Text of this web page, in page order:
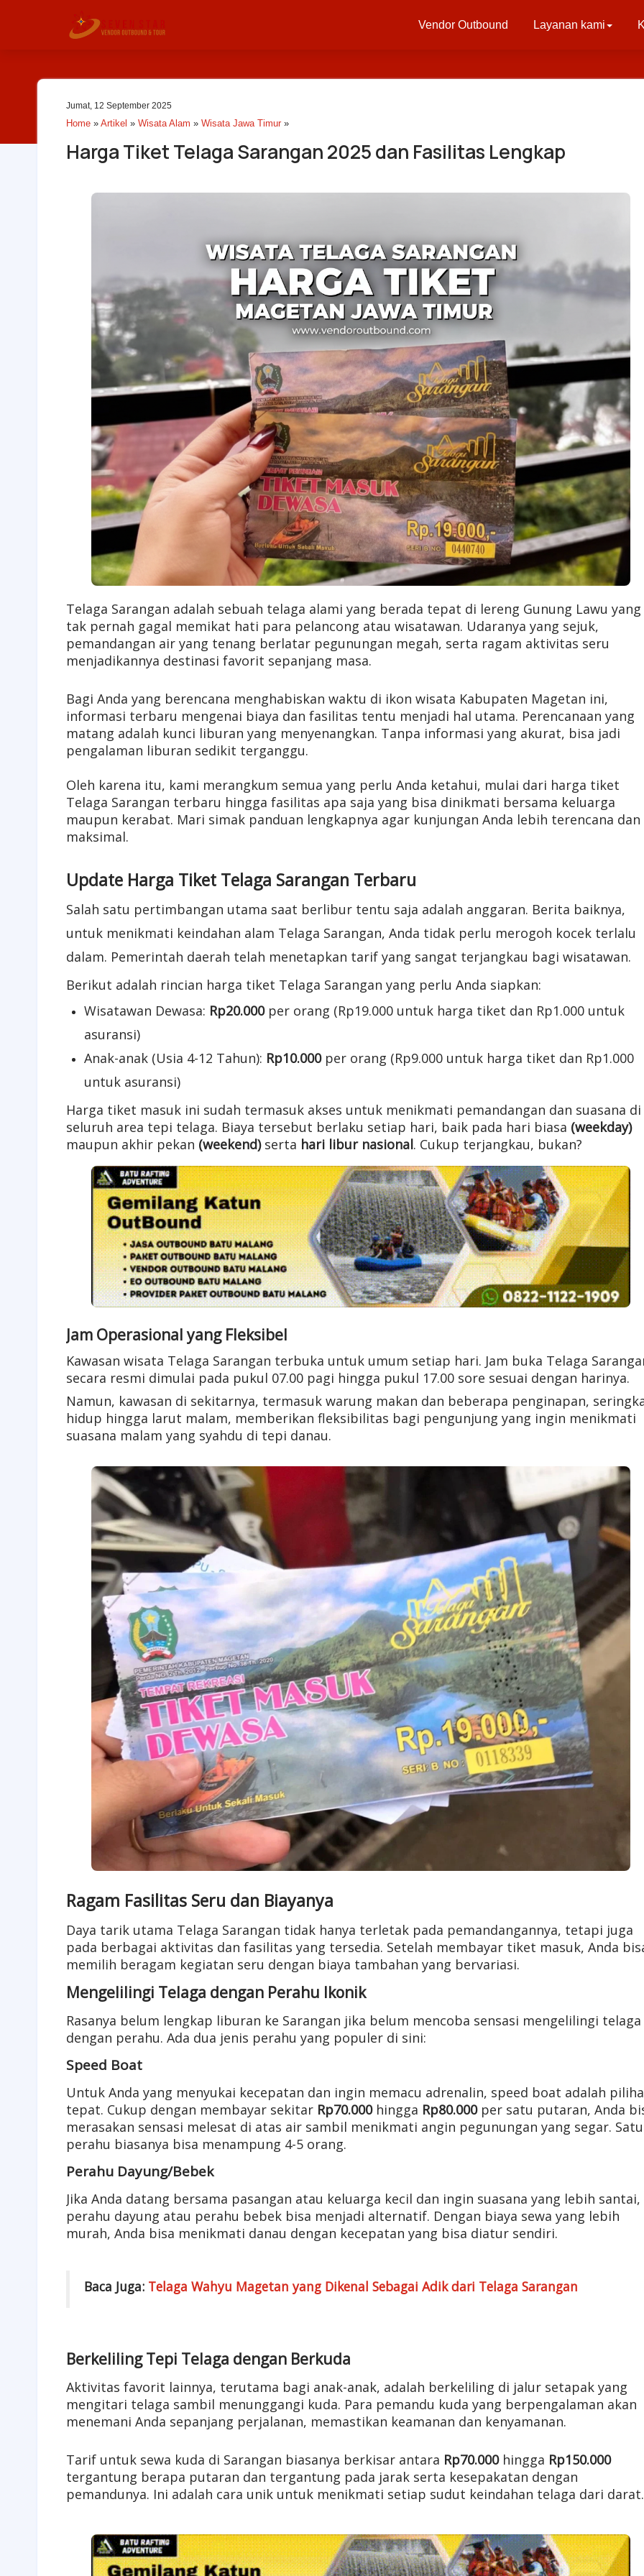
Vendor Outbound Layanan kami
Jumat, 12 September 2025
Home » Artikel » Wisata Alam » Wisata Jawa Timur »
Harga Tiket Telaga Sarangan 2025 dan Fasilitas Lengkap
Telaga Sarangan adalah sebuah telaga alami yang berada tepat di lereng Gunung Lawu yang
tak pernah gagal memikat hati para pelancong atau wisatawan. Udaranya yang sejuk,
pemandangan air yang tenang berlatar pegunungan megah, serta ragam aktivitas seru
menjadikannya destinasi favorit sepanjang masa.
Bagi Anda yang berencana menghabiskan waktu di ikon wisata Kabupaten Magetan ini,
informasi terbaru mengenai biaya dan fasilitas tentu menjadi hal utama. Perencanaan yang
matang adalah kunci liburan yang menyenangkan. Tanpa informasi yang akurat, bisa jadi
pengalaman liburan sedikit terganggu.
Oleh karena itu, kami merangkum semua yang perlu Anda ketahui, mulai dari harga tiket
Telaga Sarangan terbaru hingga fasilitas apa saja yang bisa dinikmati bersama keluarga
maupun kerabat. Mari simak panduan lengkapnya agar kunjungan Anda lebih terencana dan
maksimal.
Update Harga Tiket Telaga Sarangan Terbaru
Salah satu pertimbangan utama saat berlibur tentu saja adalah anggaran. Berita baiknya,
untuk menikmati keindahan alam Telaga Sarangan, Anda tidak perlu merogoh kocek terlalu
dalam. Pemerintah daerah telah menetapkan tarif yang sangat terjangkau bagi wisatawan.
Berikut adalah rincian harga tiket Telaga Sarangan yang perlu Anda siapkan:
Wisatawan Dewasa: Rp20.000per orang (Rp19.000 untuk harga tiket dan Rp1.000 untuk
asuransi)
Anak-anak (Usia 4-12 Tahun): Rp10.000per orang (Rp9.000 untuk harga tiket dan Rp1.000
untuk asuransi)
Harga tiket masuk ini sudah termasuk akses untuk menikmati pemandangan dan suasana di
seluruh area tepi telaga. Biaya tersebut berlaku setiap hari, baik pada hari biasa (weekday)
maupun akhir pekan (weekend)serta hari libur nasional. Cukup terjangkau, bukan?
Jam Operasional yang Fleksibel
Kawasan wisata Telaga Sarangan terbuka untuk umum setiap hari. Jam buka Telaga
secara resmi dimulai pada pukul 07.00 pagi hingga pukul 17.00 sore sesuai dengan harinya.
Namun, kawasan di sekitarnya, termasuk warung makan dan beberapa penginapan,
hidup hingga larut malam, memberikan fleksibilitas bagi pengunjung yang ingin menikmati
suasana malam yang syahdu di tepi danau.
Ragam Fasilitas Seru dan Biayanya
Daya tarik utama Telaga Sarangan tidak hanya terletak pada pemandangannya, tetapi juga
pada berbagai aktivitas dan fasilitas yang tersedia. Setelah membayar tiket masuk, Anda
memilih beragam kegiatan seru dengan biaya tambahan yang bervariasi.
Mengelilingi Telaga dengan Perahu Ikonik
Rasanya belum lengkap liburan ke Sarangan jika belum mencoba sensasi mengelilingi telaga
dengan perahu. Ada dua jenis perahu yang populer di sini:
Speed Boat
Untuk Anda yang menyukai kecepatan dan ingin memacu adrenalin, speed boat adalah
tepat. Cukup dengan membayar sekitar Rp70.000 hingga Rp80.000 per satu putaran, Anda
merasakan sensasi melesat di atas air sambil menikmati angin pegunungan yang segar. Satu
perahu biasanya bisa menampung 4-5 orang.
Perahu Dayung/Bebek
Jika Anda datang bersama pasangan atau keluarga kecil dan ingin suasana yang lebih santai,
perahu dayung atau perahu bebek bisa menjadi alternatif. Dengan biaya sewa yang lebih
murah, Anda bisa menikmati danau dengan kecepatan yang bisa diatur sendiri.
Baca Juga: Telaga Wahyu Magetan yang Dikenal Sebagai Adik dari Telaga Sarangan
Berkeliling Tepi Telaga dengan Berkuda
Aktivitas favorit lainnya, terutama bagi anak-anak, adalah berkeliling di jalur setapak yang
mengitari telaga sambil menunggangi kuda. Para pemandu kuda yang berpengalaman akan
menemani Anda sepanjang perjalanan, memastikan keamanan dan kenyamanan.
Tarif untuk sewa kuda di Sarangan biasanya berkisar antara Rp70.000 hingga Rp150.000
tergantung berapa putaran dan tergantung pada jarak serta kesepakatan dengan
pemandunya. Ini adalah cara unik untuk menikmati setiap sudut keindahan telaga dari darat.